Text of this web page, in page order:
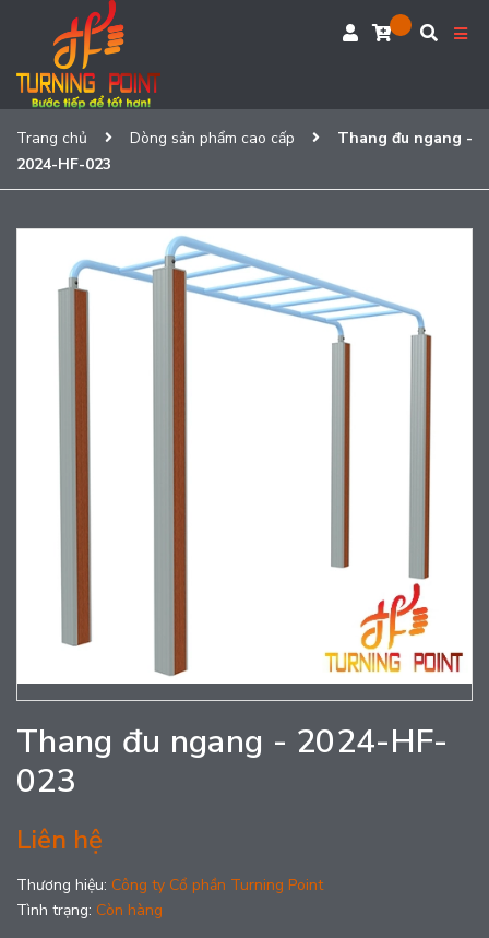
Trang chủ Dòng sản phẩm cao cấp
Thang đu ngang -
2024-HF-023
Thang đu ngang - 2024-HF-
023
Liên hệ
Thương hiệu: Công ty Cổ phần Turning Point
Tình trạng: Còn hàng